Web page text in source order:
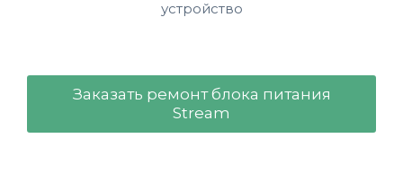
устройство
Заказать ремонт блока питания
Stream